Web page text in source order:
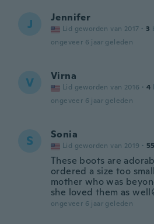
J Jennifer
Lid geworden van 2017 · 3
ongeveer 6 jaar geleden
V Virna
Lid geworden van 2016 · 4
ongeveer 6 jaar geleden
S Sonia
Lid geworden van 2019 · 55
These boots are
ordered a size too
mother who was
she loved them as
ongeveer 6 jaar geleden